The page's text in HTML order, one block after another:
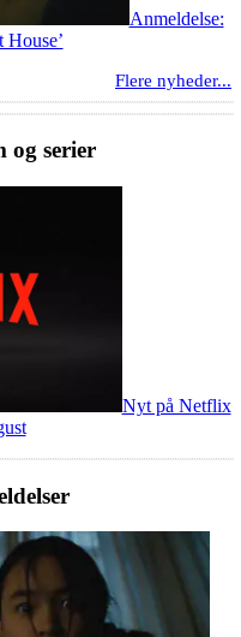
Anmeldelse:
House’
Flere nyheder...
og serier
Nyt på Netflix